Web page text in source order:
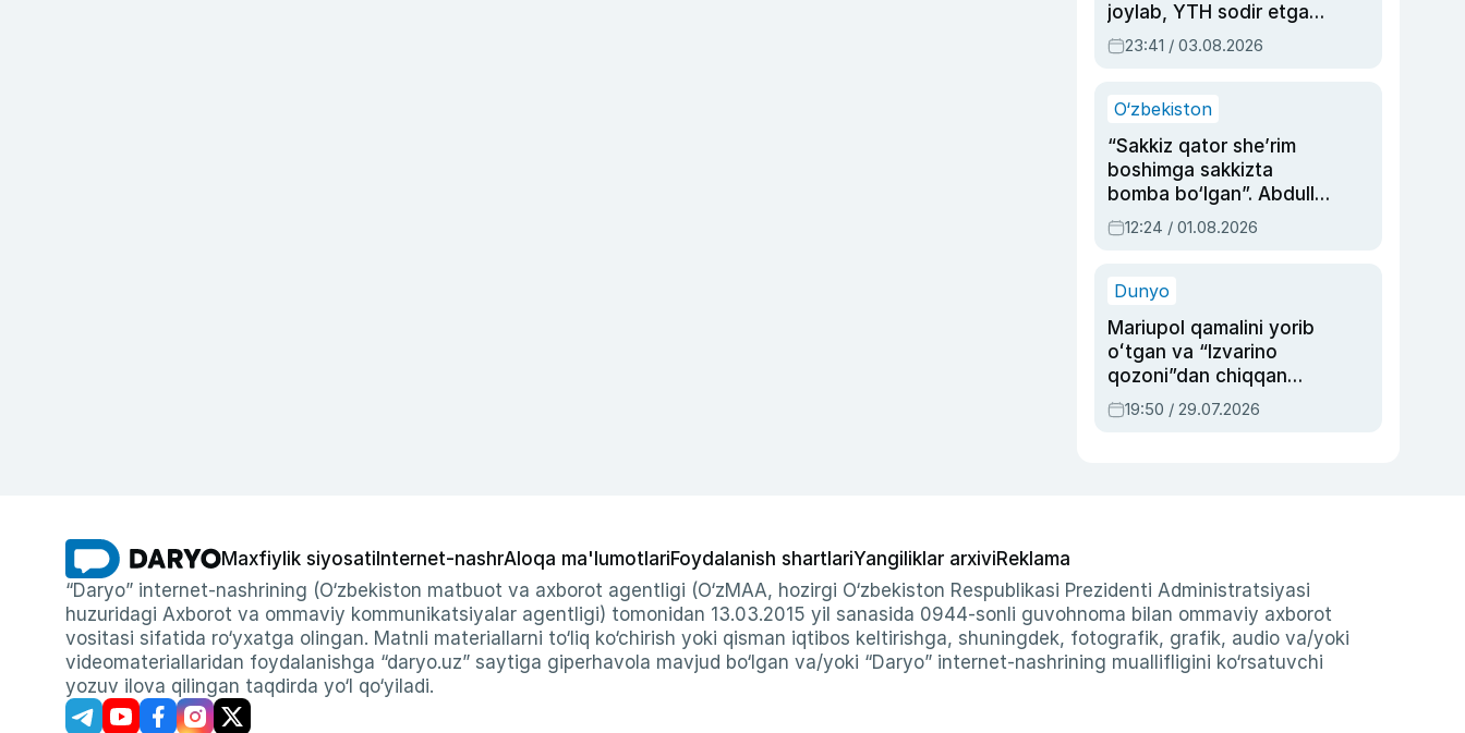
joylab, YTH sodir etgan
ayolga sud hukmi o‘qildi
23:41 / 03.08.2026
O‘zbekiston
“Sakkiz qator she’rim
boshimga sakkizta
bomba bo‘lgan”. Abdulla
Oripovni siyosiy
ayblovlardan asrab
12:24 / 01.08.2026
Dunyo
Mariupol qamalini yorib
oʻtgan va “Izvarino
qozoni”dan chiqqan
qahramon — Ukraina
armiyasi bosh
19:50 / 29.07.2026
Maxfiylik siyosati Internet-nashrAloqa ma'lumotlariFoydalanish shartlariYangiliklar arxiviReklama
“Daryo” internet-nashrining (O‘zbekiston matbuot va axborot agentligi (O‘zMAA, hozirgi O‘zbekiston Respublikasi Prezidenti Administratsiyasi
huzuridagi Axborot va ommaviy kommunikatsiyalar agentligi) tomonidan 13.03.2015 yil sanasida 0944-sonli guvohnoma bilan ommaviy axborot
vositasi sifatida ro‘yxatga olingan. Matnli materiallarni to‘liq ko‘chirish yoki qisman iqtibos keltirishga, shuningdek, fotografik, grafik, audio va/yoki
videomateriallaridan foydalanishga “daryo.uz” saytiga giperhavola mavjud bo‘lgan va/yoki “Daryo” internet-nashrining muallifligini ko‘rsatuvchi
yozuv ilova qilingan taqdirda yo‘l qo‘yiladi.